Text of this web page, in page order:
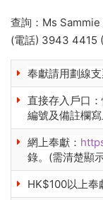
查詢：Ms Sammie
(電話) 3943 4415
奉獻請用劃線
直接存入戶口
編號及備註欄
網上奉獻：
錄。(需清楚顯
HK$100以上奉